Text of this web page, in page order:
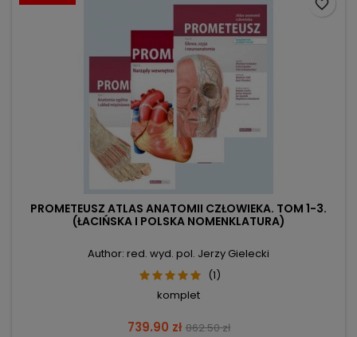
PROMETEUSZ ATLAS ANATOMII CZŁOWIEKA. TOM 1-3.
(ŁACIŃSKA I POLSKA NOMENKLATURA)
Author: red. wyd. pol. Jerzy Gielecki
(1)
komplet
Price
739.90 zł Regular
862.50 zł
favorite_border